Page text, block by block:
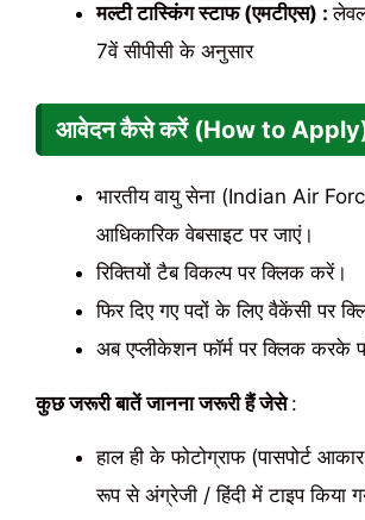
मल्टी टास्किंग स्टाफ (एमटीएस) :
7वें सीपीसी के अनुसार
आवेदन कैसे करें (How to
भारतीय वायु सेना (Indian Air
आधिकारिक वेबसाइट पर जाएं।
रिक्तियों टैब विकल्प पर क्लिक करें।
फिर दिए गए पदों के लिए वैकेंसी पर
अब एप्लीकेशन फॉर्म पर क्लिक करके
कुछ जरूरी बातें जानना जरूरी हैं जेसे:
हाल ही के फोटोग्राफ (पासपोर्ट
रूप से अंग्रेजी / हिंदी में टाइप किया